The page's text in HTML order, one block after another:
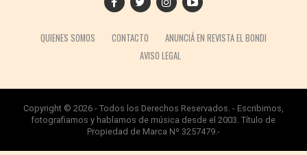
QUIENES SOMOS CONTACTO
ANUNCIÁ EN REVISTA EL BONDI
AVISO LEGAL
Copyright © 2026 - Todos los Derechos Reservados. - Escribimos,
fotografiamos y hablamos de música desde el 2003. Título de
Propiedad de Marca Nº 3257479.-